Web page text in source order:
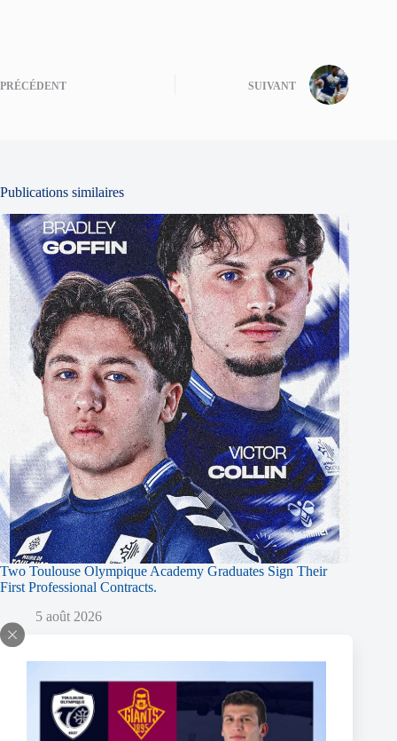
PRÉCÉDENT SUIVANT
Publications similaires
Two Toulouse Olympique Academy Graduates Sign Their
First Professional Contracts.
5 août 2026